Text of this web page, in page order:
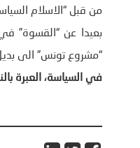
من قبل “الاسلام
بعيدا عن “القسوة”
“مشروع تونس” الى
في السياسة، العبرة